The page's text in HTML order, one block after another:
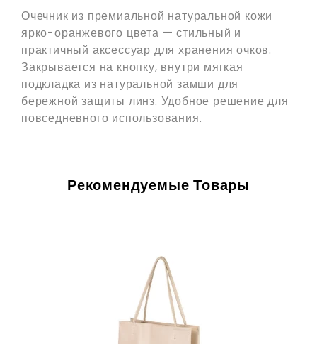
Очечник из премиальной натуральной кожи
ярко-оранжевого цвета — стильный и
практичный аксессуар для хранения очков.
Закрывается на кнопку, внутри мягкая
подкладка из натуральной замши для
бережной защиты линз. Удобное решение для
повседневного использования.
Рекомендуемые Товары